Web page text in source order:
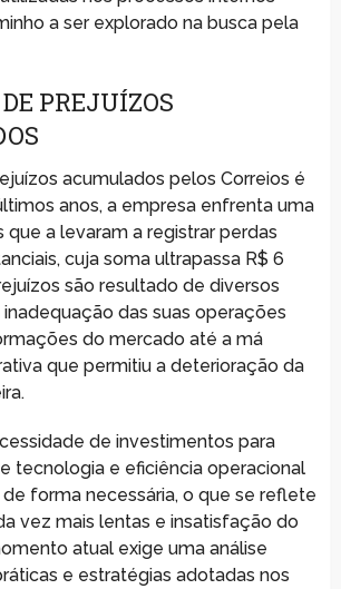
a ser explorado na busca pela
PREJUÍZOS
acumulados pelos Correios é
anos, a empresa enfrenta uma
que a levaram a registrar perdas
cuja soma ultrapassa R$ 6
são resultado de diversos
das suas operações
do mercado até a má
que permitiu a deterioração da
de investimentos para
tecnologia e eficiência operacional
forma necessária, o que se reflete
vez mais lentas e insatisfação do
atual exige uma análise
e estratégias adotadas nos